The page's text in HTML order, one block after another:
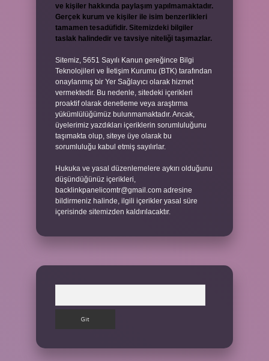
ve kişiler hakkında paylaşım yapılmamaktadır.
Gerçek kurum ve kişiler ile isim benzerlikleri
tamamen tesadüfidir. Sitemizdeki bilgiler
taslak halindedir ve tavsiye niteliği taşımazlar.
Sitemiz, 5651 Sayılı Kanun gereğince Bilgi
Teknolojileri ve İletişim Kurumu (BTK) tarafından
onaylanmış bir Yer Sağlayıcı olarak hizmet
vermektedir. Bu nedenle, sitedeki içerikleri
proaktif olarak denetleme veya araştırma
yükümlülüğümüz bulunmamaktadır. Ancak,
üyelerimiz yazdıkları içeriklerin sorumluluğunu
taşımakta olup, siteye üye olarak bu
sorumluluğu kabul etmiş sayılırlar.
Hukuka ve yasal düzenlemelere aykırı olduğunu
düşündüğünüz içerikleri,
backlinkpanelicomtr@gmail.com adresine
bildirmeniz halinde, ilgili içerikler yasal süre
içerisinde sitemizden kaldırılacaktır.